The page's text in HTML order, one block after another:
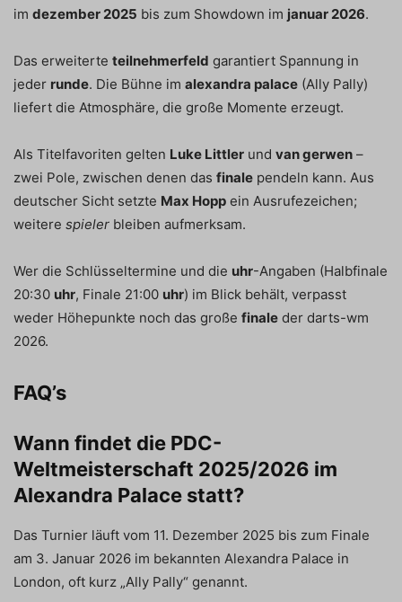
im dezember 2025 bis zum Showdown im januar 2026.
Das erweiterte teilnehmerfeld garantiert Spannung in
jeder runde. Die Bühne im alexandra palace (Ally Pally)
liefert die Atmosphäre, die große Momente erzeugt.
Als Titelfavoriten gelten Luke Littler und van gerwen –
zwei Pole, zwischen denen das finale pendeln kann. Aus
deutscher Sicht setzte Max Hopp ein Ausrufezeichen;
weitere spieler bleiben aufmerksam.
Wer die Schlüsseltermine und die uhr-Angaben (Halbfinale
20:30 uhr, Finale 21:00 uhr) im Blick behält, verpasst
weder Höhepunkte noch das große finale der darts-wm
2026.
FAQ’s
Wann findet die PDC-
Weltmeisterschaft 2025/2026 im
Alexandra Palace statt?
Das Turnier läuft vom 11. Dezember 2025 bis zum Finale
am 3. Januar 2026 im bekannten Alexandra Palace in
London, oft kurz „Ally Pally“ genannt.